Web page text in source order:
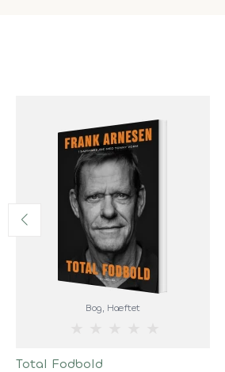
Bog, Hæftet
Total Fodbold